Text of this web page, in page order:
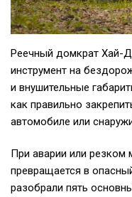
Реечный домкрат Хай-
инструмент на
и внушительные
как правильно
автомобиле или
При аварии или резком
превращается в
разобрали пять